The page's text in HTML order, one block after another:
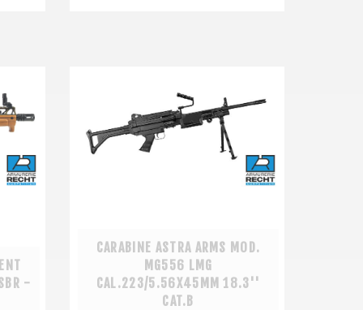
-
CARABINE ASTRA ARMS MOD.
MG556 LMG
CAL.223/5.56X45MM 18.3''
CAT.B